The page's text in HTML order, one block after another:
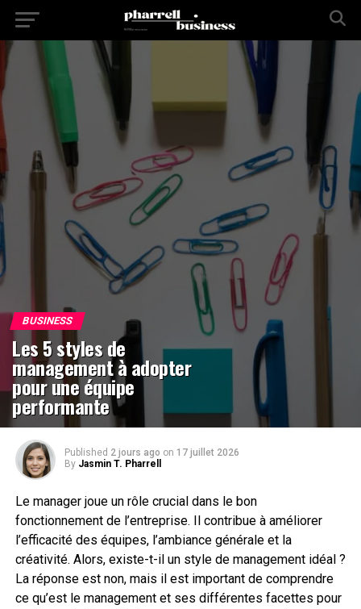
BUSINESS
Les 5 styles de
management à adopter
pour une équipe
performante
Published 2 jours ago on 17 juillet 2026
By Jasmin T. Pharrell
Le manager joue un rôle crucial dans le bon
fonctionnement de l’entreprise. Il contribue à améliorer
l’efficacité des équipes, l’ambiance générale et la
créativité. Alors, existe-t-il un style de management idéal ?
La réponse est non, mais il est important de comprendre
ce qu’est le management et ses différentes facettes pour